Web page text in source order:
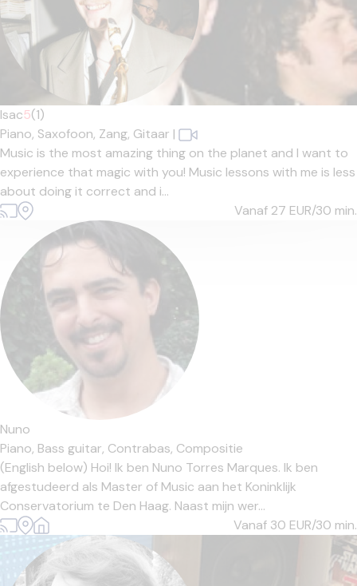
Isac5(1)
Piano, Saxofoon, Zang, Gitaar |
Music is the most amazing thing on the planet and I want to
experience that magic with you! Music lessons with me is less
about doing it correct and i...
Vanaf 27 EUR/30 min.
Nuno
Piano, Bass guitar, Contrabas, Compositie
(English below) Hoi! Ik ben Nuno Torres Marques. Ik ben
afgestudeerd als Master of Music aan het Koninklijk
Conservatorium te Den Haag. Naast mijn wer...
Vanaf 30 EUR/30 min.